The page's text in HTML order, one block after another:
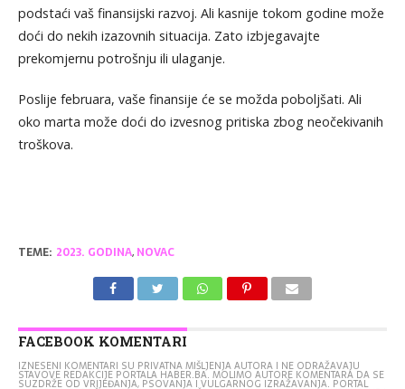
podstaći vaš finansijski razvoj. Ali kasnije tokom godine može
doći do nekih izazovnih situacija. Zato izbjegavajte
prekomjernu potrošnju ili ulaganje.
Poslije februara, vaše finansije će se možda poboljšati. Ali
oko marta može doći do izvesnog pritiska zbog neočekivanih
troškova.
TEME: 2023. GODINA, NOVAC
FACEBOOK KOMENTARI
IZNESENI KOMENTARI SU PRIVATNA MIŠLJENJA AUTORA I NE ODRAŽAVAJU
STAVOVE REDAKCIJE PORTALA HABER.BA. MOLIMO AUTORE KOMENTARA DA SE
SUZDRŽE OD VRIJEĐANJA, PSOVANJA I VULGARNOG IZRAŽAVANJA. PORTAL